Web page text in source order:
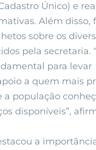
Único) e
Além disso,
sobre os
pela secretaria.
para levar
a quem mais
a população
disponíveis”,
a